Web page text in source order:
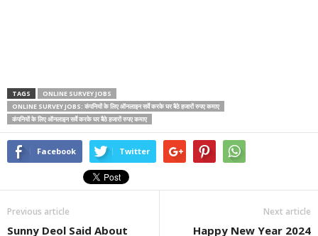
TAGS
ONLINE SURVEY JOBS
ONLINE SURVEY JOBS: कंपनियों के लिए ऑनलाइन सर्वे करके घर बैठे हजारों रुपए कमाए
कंपनियों के लिए ऑनलाइन सर्वे करके घर बैठे हजारों रुपए कमाए
Facebook Twitter
Previous article
Sunny Deol Said About
Next article
Happy New Year 2024